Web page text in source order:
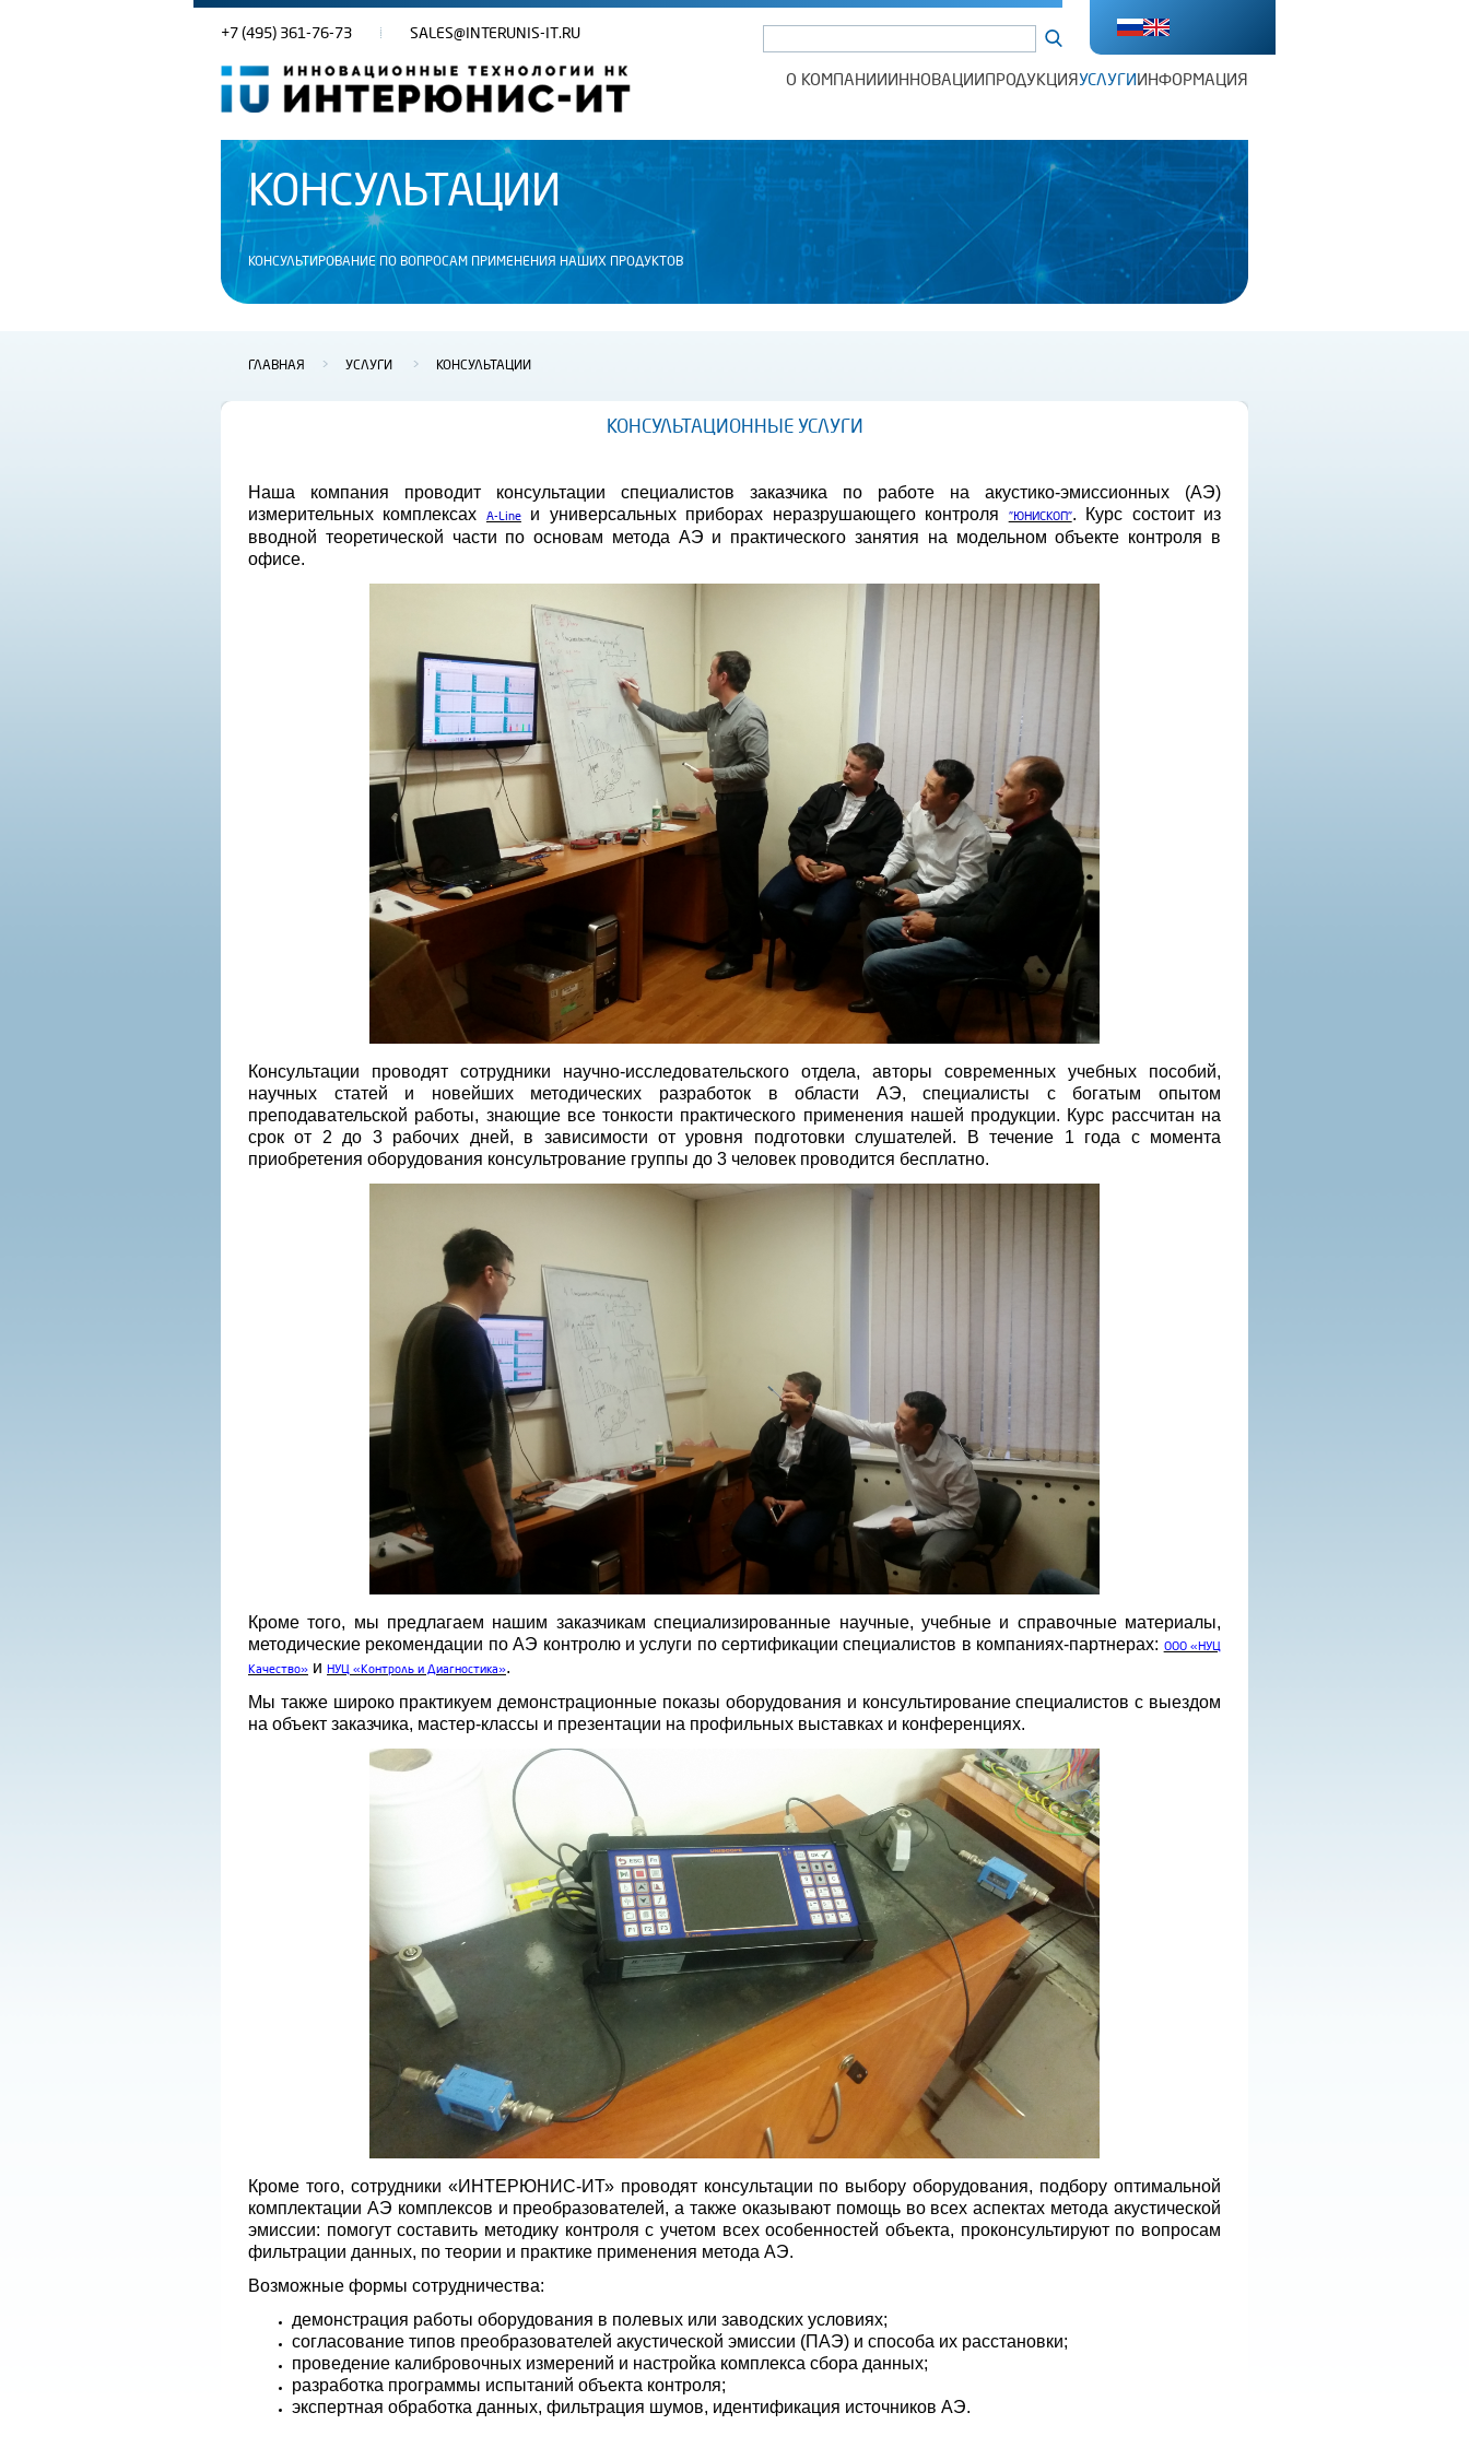
+7 (495) 361-76-73 SALES@INTERUNIS-IT.RU
О КОМПАНИИ ИННОВАЦИИПРОДУКЦИЯУСЛУГИ ИНФОРМАЦИЯ
КОНСУЛЬТАЦИИ
КОНСУЛЬТИРОВАНИЕ ПО ВОПРОСАМ ПРИМЕНЕНИЯ НАШИХ ПРОДУКТОВ
ГЛАВНАЯ > УСЛУГИ > КОНСУЛЬТАЦИИ
КОНСУЛЬТАЦИОННЫЕ УСЛУГИ
Наша компания проводит консультации специалистов заказчика по работе на акустико-эмиссионных (АЭ)
измерительных комплексах
A-Line и универсальных приборах неразрушающего контроля "ЮНИСКОП". Курс состоит из
вводной теоретической части по основам метода АЭ и практического занятия на модельном объекте контроля в
офисе.
Консультации проводят сотрудники научно-исследовательского отдела, авторы современных учебных пособий,
научных статей и новейших методических разработок в области АЭ, специалисты с богатым опытом
преподавательской работы, знающие все тонкости практического применения нашей продукции. Курс рассчитан на
срок от 2 до 3 рабочих дней, в зависимости от уровня подготовки слушателей. В течение 1 года с момента
приобретения оборудования консультрование группы до 3 человек проводится бесплатно.
Кроме того, мы предлагаем нашим заказчикам специализированные научные, учебные и справочные материалы,
методические рекомендации по АЭ контролю и услуги по сертификации специалистов в компаниях-партнерах: ООО «НУЦ
Качество» и НУЦ «Контроль и Диагностика».
Мы также широко практикуем демонстрационные показы оборудования и консультирование специалистов с выездом
на объект заказчика, мастер-классы и презентации на профильных выставках и конференциях.
Кроме того, сотрудники «ИНТЕРЮНИС-ИТ» проводят консультации по выбору оборудования, подбору оптимальной
комплектации АЭ комплексов и преобразователей, а также оказывают помощь во всех аспектах метода акустической
эмиссии: помогут составить методику контроля с учетом всех особенностей объекта, проконсультируют по вопросам
фильтрации данных, по теории и практике применения метода АЭ.
Возможные формы сотрудничества:
демонстрация работы оборудования в полевых или заводских условиях;
согласование типов преобразователей акустической эмиссии (ПАЭ) и способа их расстановки;
проведение калибровочных измерений и настройка комплекса сбора данных;
разработка программы испытаний объекта контроля;
экспертная обработка данных, фильтрация шумов, идентификация источников АЭ.